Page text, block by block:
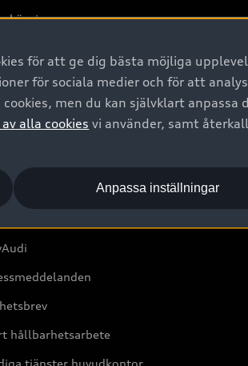
Audi Sverige
Service online
hållbarhetsarbete
tjänster huvudkontor
för att ge dig bästa möjliga
för sociala medier och för att
men du kan självklart anpassa
alla cookies vi använder, samt
Anpassa inställningar